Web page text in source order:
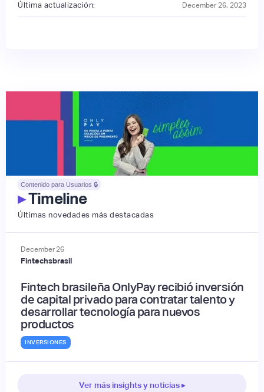
Última actualización: December 26, 2023
Contenido para Usuarios 🔒
▸Timeline
Últimas novedades más destacadas
December26
Fintechsbrasil
Fintech brasileña OnlyPay recibió inversión
de capital privado para contratar talento y
desarrollar tecnología para nuevos
productos
INVERSIONES
Ver más insights y noticias ▸